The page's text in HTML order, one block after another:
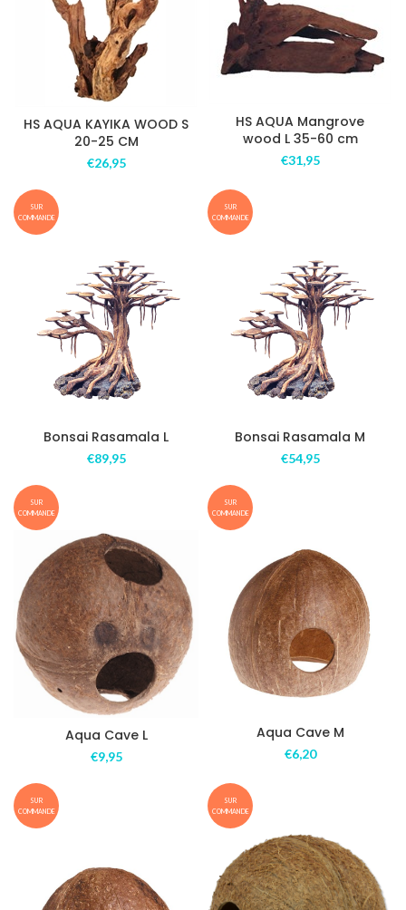
HS AQUA KAYIKA WOOD S
20-25 CM
€26,95
HS AQUA Mangrove
wood L 35-60 cm
€31,95
SUR
COMMANDE
Bonsai Rasamala L
€89,95
SUR
COMMANDE
Bonsai Rasamala M
€54,95
SUR
COMMANDE
Aqua Cave L
€9,95
SUR
COMMANDE
Aqua Cave M
€6,20
SUR
COMMANDE
SUR
COMMANDE